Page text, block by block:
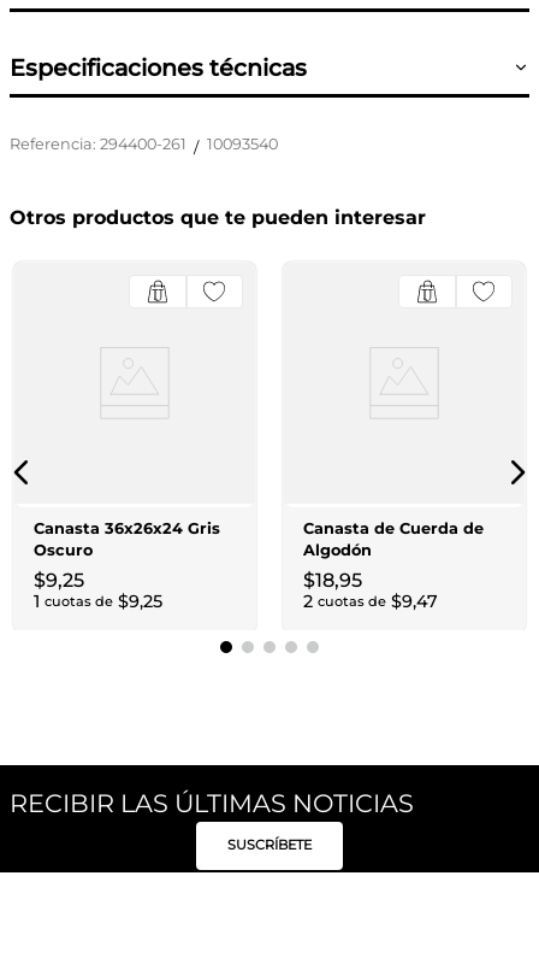
Especificaciones técnicas
Referencia: 294400-261 / 10093540
Otros productos que te pueden interesar
Canasta 36x26x24 Gris
Oscuro
$9,25
1 cuotas de $9,25
Canasta de Cuerda de
Algodón
$18,95
2 cuotas de $9,47
RECIBIR LAS ÚLTIMAS NOTICIAS
SUSCRÍBETE